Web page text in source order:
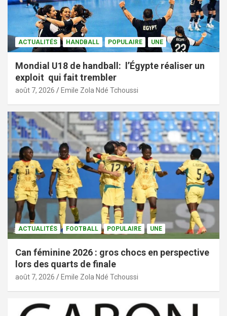
ACTUALITÉS HANDBALL POPULAIRE UNE
Mondial U18 de handball: l’Égypte réaliser un
exploit qui fait trembler
août 7, 2026 Emile Zola Ndé Tchoussi
ACTUALITÉS FOOTBALL POPULAIRE UNE
Can féminine 2026 : gros chocs en perspective
lors des quarts de finale
août 7, 2026 Emile Zola Ndé Tchoussi